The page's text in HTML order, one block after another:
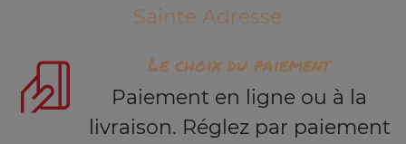
Sainte Adresse
Le choix du paiement
Paiement en ligne ou à la
livraison. Réglez par paiement